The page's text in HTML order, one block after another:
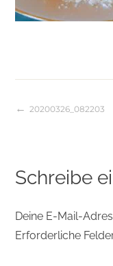
20200326_082203
Schreibe
Deine E-Mail-
Erforderliche